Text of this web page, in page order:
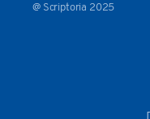
@ Scriptoria 2025